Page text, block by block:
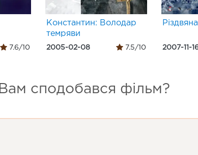
7.6/10
Константин: Володар
темряви
2005-02-08 7.5/10 2007-11-
Вам сподобався фільм?